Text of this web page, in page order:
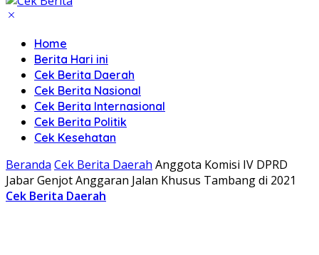
Home
Berita Hari ini
Cek Berita Daerah
Cek Berita Nasional
Cek Berita Internasional
Cek Berita Politik
Cek Kesehatan
Beranda Cek Berita Daerah Anggota Komisi IV DPRD
Jabar Genjot Anggaran Jalan Khusus Tambang di 2021
Cek Berita Daerah